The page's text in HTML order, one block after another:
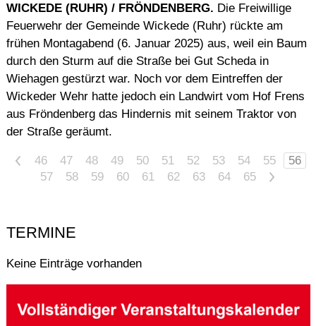
WICKEDE (RUHR) / FRÖNDENBERG. Die Freiwillige
Feuerwehr der Gemeinde Wickede (Ruhr) rückte am
frühen Montagabend (6. Januar 2025) aus, weil ein Baum
durch den Sturm auf die Straße bei Gut Scheda in
Wiehagen gestürzt war. Noch vor dem Eintreffen der
Wickeder Wehr hatte jedoch ein Landwirt vom Hof Frens
aus Fröndenberg das Hindernis mit seinem Traktor von
der Straße geräumt.
< 46 47 48 49 50 51 52 53 54 55
56
57
58 59 60 61 62 63 64 65 >
TERMINE
Keine Einträge vorhanden